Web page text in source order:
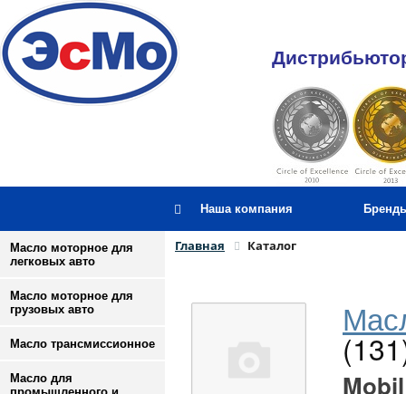
Наша компания
Масло моторное для
легковых авто
Масло моторное для
грузовых авто
Масло трансмиссионное
Масло для
Главная Каталог
Mobil